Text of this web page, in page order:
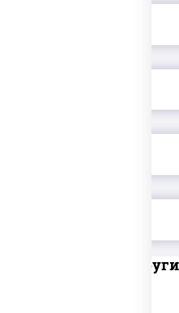
Доставка в